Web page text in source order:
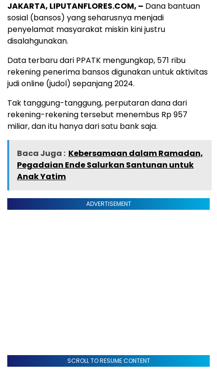
JAKARTA, LIPUTANFLORES.COM, – Dana bantuan
sosial (bansos) yang seharusnya menjadi
penyelamat masyarakat miskin kini justru
disalahgunakan.
Data terbaru dari PPATK mengungkap, 571 ribu
rekening penerima bansos digunakan untuk aktivitas
judi online (judol) sepanjang 2024.
Tak tanggung-tanggung, perputaran dana dari
rekening-rekening tersebut menembus Rp 957
miliar, dan itu hanya dari satu bank saja.
Baca Juga : Kebersamaan dalam Ramadan,
Pegadaian Ende Salurkan Santunan untuk
Anak Yatim
ADVERTISEMENT
SCROLL TO RESUME CONTENT